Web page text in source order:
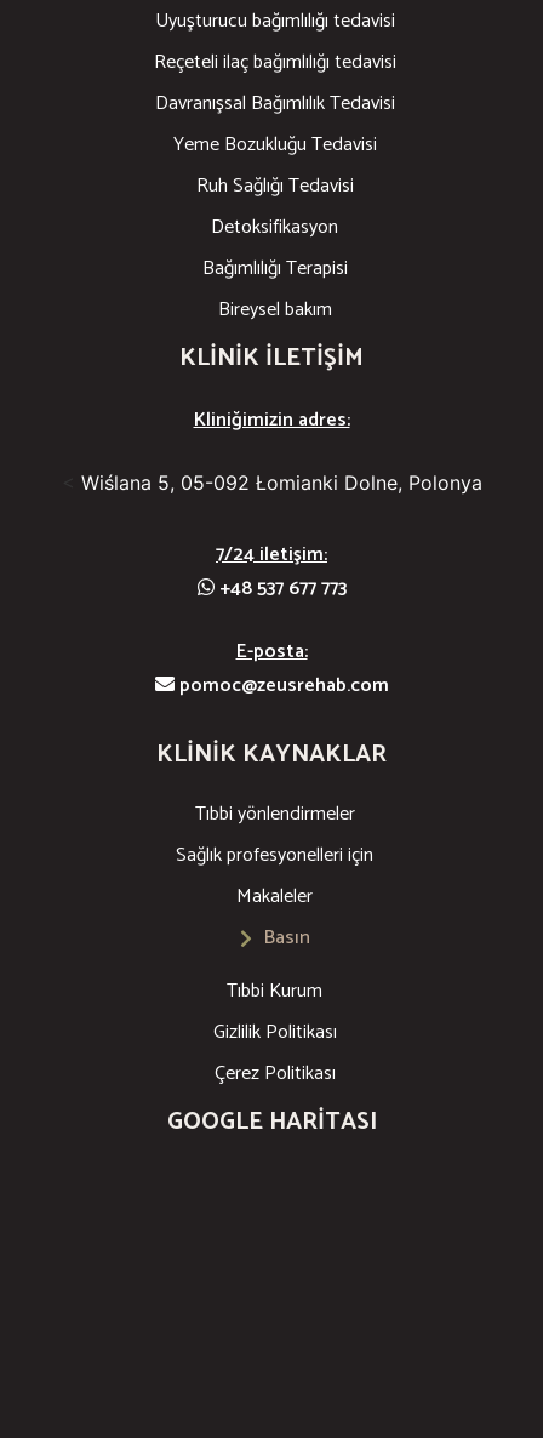
Uyuşturucu bağımlılığı tedavisi
Reçeteli ilaç bağımlılığı tedavisi
Davranışsal Bağımlılık Tedavisi
Yeme Bozukluğu Tedavisi
Ruh Sağlığı Tedavisi
Detoksifikasyon
Bağımlılığı Terapisi
Bireysel bakım
KLINIK ILETIŞIM
Kliniğimizin adres:
Wiślana 5, 05-092 Łomianki Dolne, Polonya
7/24 iletişim:
+48 537 677 773
E-posta:
pomoc@zeusrehab.com
KLINIK KAYNAKLAR
Tıbbi yönlendirmeler
Sağlık profesyonelleri için
Makaleler
Basın
Tıbbi Kurum
Gizlilik Politikası
Çerez Politikası
GOOGLE HARITASI